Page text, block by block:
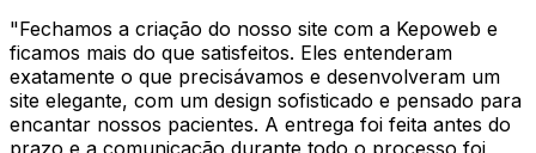
"Fechamos a criação do nosso site com a Kepoweb e
ficamos mais do que satisfeitos. Eles entenderam
exatamente o que precisávamos e desenvolveram um
site elegante, com um design sofisticado e pensado para
encantar nossos pacientes. A entrega foi feita antes do
prazo e a comunicação durante todo o processo foi